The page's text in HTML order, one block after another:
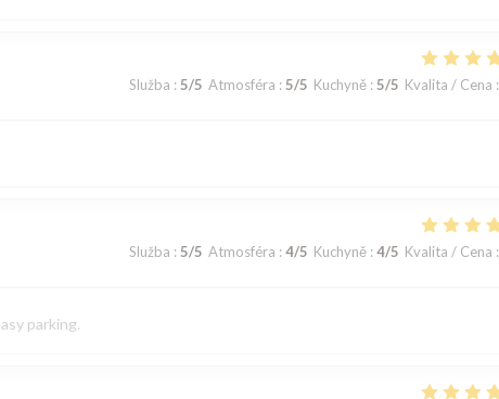
Služba : 5/5 Atmosféra : 5/5 Kuchyně: 5/5 Kvalita / Cena :
Služba : 5/5 Atmosféra : 4/5 Kuchyně: 4/5 Kvalita / Cena :
parking.